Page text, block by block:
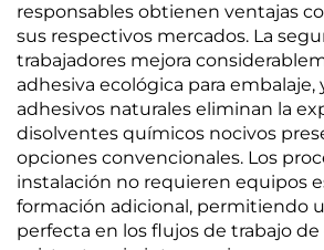
responsables obtienen ventajas
sus respectivos mercados. La
trabajadores mejora
adhesiva ecológica para embalaje,
adhesivos naturales eliminan la
disolventes químicos nocivos
opciones convencionales. Los
instalación no requieren equipos
formación adicional, permitiendo
perfecta en los flujos de trabajo